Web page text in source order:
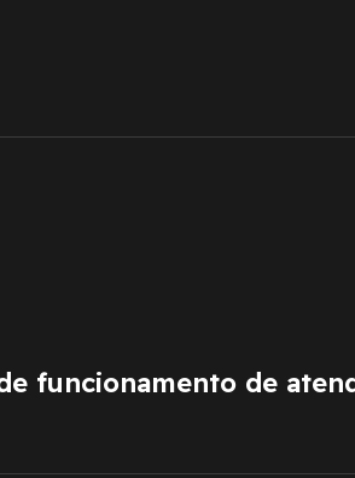
funcionamento de